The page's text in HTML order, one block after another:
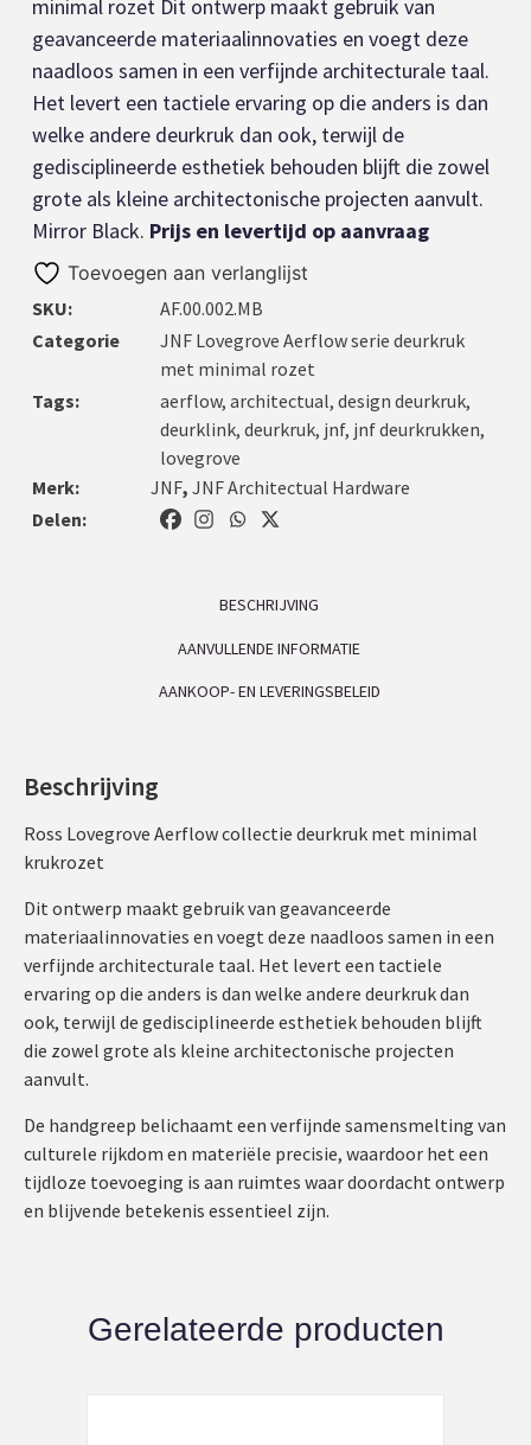
minimal rozet Dit ontwerp maakt gebruik van
geavanceerde materiaalinnovaties en voegt deze
naadloos samen in een verfijnde architecturale taal.
Het levert een tactiele ervaring op die anders is dan
welke andere deurkruk dan ook, terwijl de
gedisciplineerde esthetiek behouden blijft die zowel
grote als kleine architectonische projecten aanvult.
Mirror Black. Prijs en levertijd op aanvraag
Toevoegen aan verlanglijst
SKU:
AF.00.002.MB
Categorie
JNF Lovegrove Aerflow serie deurkruk
met minimal rozet
Tags:
aerflow, architectual, design deurkruk,
deurklink, deurkruk, jnf, jnf deurkrukken,
lovegrove
Merk:
JNF, JNF Architectual Hardware
Delen:
BESCHRIJVING
AANVULLENDE INFORMATIE
AANKOOP- EN LEVERINGSBELEID
Beschrijving
Ross Lovegrove Aerflow collectie deurkruk met minimal
krukrozet
Dit ontwerp maakt gebruik van geavanceerde
materiaalinnovaties en voegt deze naadloos samen in een
verfijnde architecturale taal. Het levert een tactiele
ervaring op die anders is dan welke andere deurkruk dan
ook, terwijl de gedisciplineerde esthetiek behouden blijft
die zowel grote als kleine architectonische projecten
aanvult.
De handgreep belichaamt een verfijnde samensmelting van
culturele rijkdom en materiële precisie, waardoor het een
tijdloze toevoeging is aan ruimtes waar doordacht ontwerp
en blijvende betekenis essentieel zijn.
Gerelateerde producten